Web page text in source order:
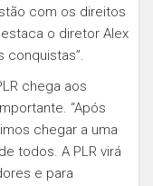
com os direitos
o diretor Alex
conquistas”.
chega aos
“Após
chegar a uma
todos. A PLR virá
e para